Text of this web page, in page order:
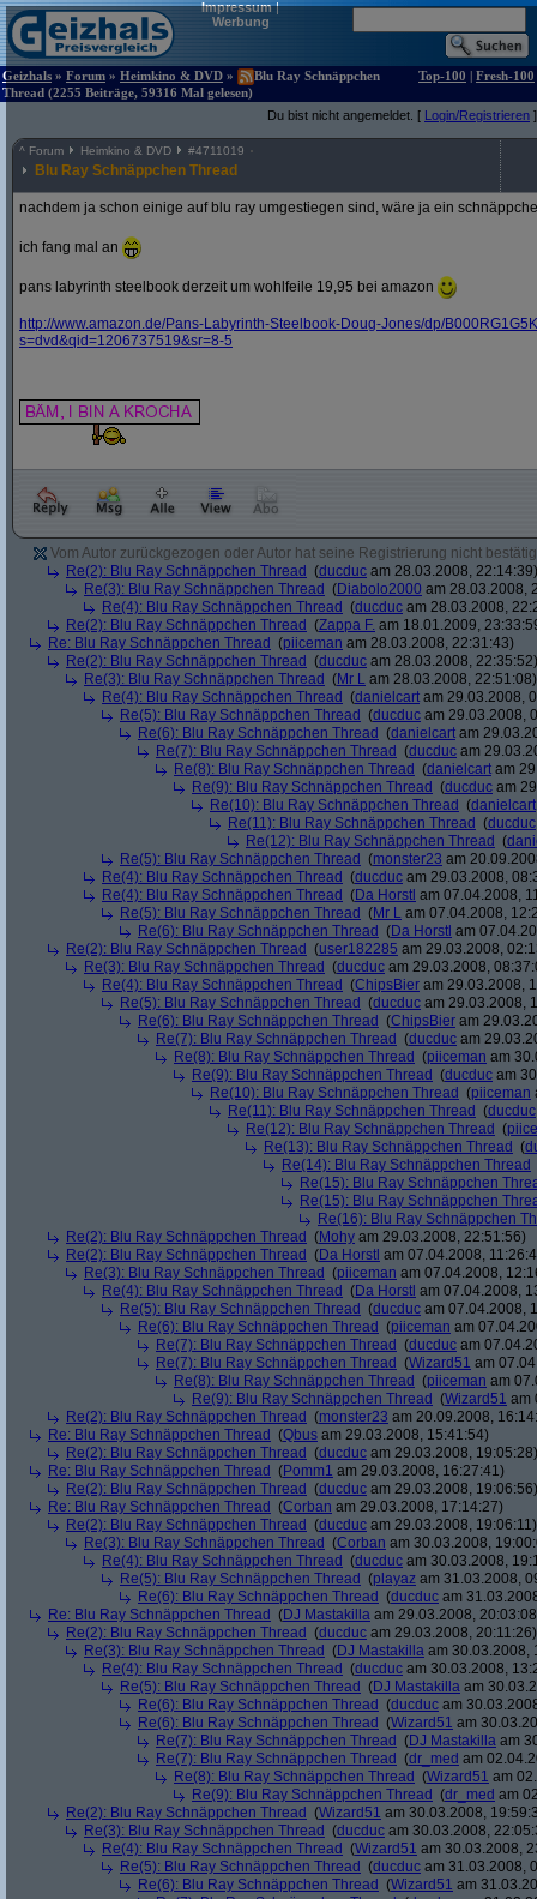
Impressum|
Werbung
Geizhals » Forum » Heimkino & DVD »
Blu Ray Schnäppchen
Thread (2255 Beiträge, 59316 Mal gelesen)
Top-100 | Fresh-100
Du bist nicht angemeldet. [ Login/Registrieren ]
^ Forum Heimkino & DVD #4711019
Blu Ray Schnäppchen Thread
nachdem ja schon einige auf blu ray umgestiegen sind, wäre ja ein
ich fang mal an
pans labyrinth steelbook derzeit um wohlfeile 19,95 bei amazon
http://www.amazon.de/Pans-Labyrinth-Steelbook-Doug-Jones/dp/
s=dvd&qid=1206737519&sr=8-5
Vom Autor zurückgezogen oder Autor hat seine Registrierung nicht
Re(2): Blu Ray Schnäppchen Thread (ducduc am 28.03.2008, 22:14:39)
Re(3): Blu Ray Schnäppchen Thread (Diabolo2000 am 28.03.2008,
Re(4): Blu Ray Schnäppchen Thread (ducduc am 28.03.2008,
Re(2): Blu Ray Schnäppchen Thread (Zappa F. am 18.01.2009,
Re: Blu Ray Schnäppchen Thread (piiceman am 28.03.2008, 22:31:43)
Re(2): Blu Ray Schnäppchen Thread (ducduc am 28.03.2008, 22:35:52)
Re(3): Blu Ray Schnäppchen Thread (Mr L am 28.03.2008, 22:51:08)
Re(4): Blu Ray Schnäppchen Thread (danielcart am 29.03.2008,
Re(5): Blu Ray Schnäppchen Thread (ducduc am 29.03.2008,
Re(6): Blu Ray Schnäppchen Thread (danielcart am
Re(7): Blu Ray Schnäppchen Thread (ducduc am
Re(8): Blu Ray Schnäppchen Thread (danielcart am
Re(9): Blu Ray Schnäppchen Thread (ducduc am
Re(10): Blu Ray Schnäppchen Thread (danielcart
Re(11): Blu Ray Schnäppchen Thread (ducduc
Re(12): Blu Ray Schnäppchen Thread (
Re(5): Blu Ray Schnäppchen Thread (monster23 am
Re(4): Blu Ray Schnäppchen Thread (ducduc am 29.03.2008,
Re(4): Blu Ray Schnäppchen Thread (Da Horstl am 07.04.2008,
Re(5): Blu Ray Schnäppchen Thread (Mr L am 07.04.2008,
Re(6): Blu Ray Schnäppchen Thread (Da Horstl am
Re(2): Blu Ray Schnäppchen Thread (user182285 am 29.03.2008,
Re(3): Blu Ray Schnäppchen Thread (ducduc am 29.03.2008,
Re(4): Blu Ray Schnäppchen Thread (ChipsBier am 29.03.2008,
Re(5): Blu Ray Schnäppchen Thread (ducduc am 29.03.2008,
Re(6): Blu Ray Schnäppchen Thread (ChipsBier am
Re(7): Blu Ray Schnäppchen Thread (ducduc am
Re(8): Blu Ray Schnäppchen Thread (piiceman am
Re(9): Blu Ray Schnäppchen Thread (ducduc am
Re(10): Blu Ray Schnäppchen Thread (piiceman
Re(11): Blu Ray Schnäppchen Thread (ducduc
Re(12): Blu Ray Schnäppchen Thread (
Re(13): Blu Ray Schnäppchen Thread (
Re(14): Blu Ray Schnäppchen Thread
Re(15): Blu Ray Schnäppchen
Re(15): Blu Ray Schnäppchen
Re(16): Blu Ray Schnäppchen
Re(2): Blu Ray Schnäppchen Thread (Mohy am 29.03.2008, 22:51:56)
Re(2): Blu Ray Schnäppchen Thread (Da Horstl am 07.04.2008,
Re(3): Blu Ray Schnäppchen Thread (piiceman am 07.04.2008,
Re(4): Blu Ray Schnäppchen Thread (Da Horstl am 07.04.2008,
Re(5): Blu Ray Schnäppchen Thread (ducduc am 07.04.2008,
Re(6): Blu Ray Schnäppchen Thread (piiceman am
Re(7): Blu Ray Schnäppchen Thread (ducduc am
Re(7): Blu Ray Schnäppchen Thread (Wizard51 am
Re(8): Blu Ray Schnäppchen Thread (piiceman am
Re(9): Blu Ray Schnäppchen Thread (Wizard51 am
Re(2): Blu Ray Schnäppchen Thread (monster23 am 20.09.2008,
Re: Blu Ray Schnäppchen Thread (Qbus am 29.03.2008, 15:41:54)
Re(2): Blu Ray Schnäppchen Thread (ducduc am 29.03.2008, 19:05:28)
Re: Blu Ray Schnäppchen Thread (Pomm1 am 29.03.2008, 16:27:41)
Re(2): Blu Ray Schnäppchen Thread (ducduc am 29.03.2008, 19:06:56)
Re: Blu Ray Schnäppchen Thread (Corban am 29.03.2008, 17:14:27)
Re(2): Blu Ray Schnäppchen Thread (ducduc am 29.03.2008, 19:06:11)
Re(3): Blu Ray Schnäppchen Thread (Corban am 30.03.2008,
Re(4): Blu Ray Schnäppchen Thread (ducduc am 30.03.2008,
Re(5): Blu Ray Schnäppchen Thread (playaz am 31.03.2008,
Re(6): Blu Ray Schnäppchen Thread (ducduc am
Re: Blu Ray Schnäppchen Thread (DJ Mastakilla am 29.03.2008,
Re(2): Blu Ray Schnäppchen Thread (ducduc am 29.03.2008, 20:11:26)
Re(3): Blu Ray Schnäppchen Thread (DJ Mastakilla am 30.03.2008,
Re(4): Blu Ray Schnäppchen Thread (ducduc am 30.03.2008,
Re(5): Blu Ray Schnäppchen Thread (DJ Mastakilla am
Re(6): Blu Ray Schnäppchen Thread (ducduc am
Re(6): Blu Ray Schnäppchen Thread (Wizard51 am
Re(7): Blu Ray Schnäppchen Thread (DJ Mastakilla am
Re(7): Blu Ray Schnäppchen Thread (dr_med am
Re(8): Blu Ray Schnäppchen Thread (Wizard51 am
Re(9): Blu Ray Schnäppchen Thread (dr_med am
Re(2): Blu Ray Schnäppchen Thread (Wizard51 am 30.03.2008,
Re(3): Blu Ray Schnäppchen Thread (ducduc am 30.03.2008,
Re(4): Blu Ray Schnäppchen Thread (Wizard51 am 30.03.2008,
Re(5): Blu Ray Schnäppchen Thread (ducduc am 31.03.2008,
Re(6): Blu Ray Schnäppchen Thread (Wizard51 am